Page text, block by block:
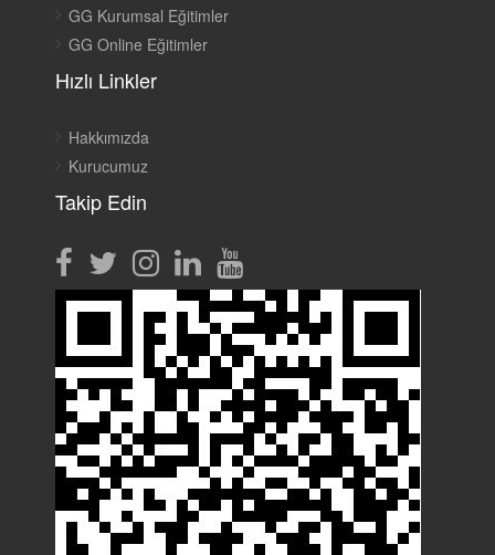
GG Kurumsal Eğitimler
GG Online Eğitimler
Hızlı Linkler
Hakkımızda
Kurucumuz
Takip Edin